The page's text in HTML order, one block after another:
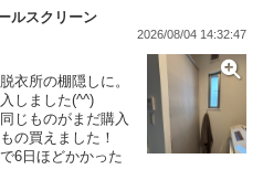
ルスクリーン
2026/08/04 14:32:47
衣所の棚隠しに。
しました(^^)
じものがまだ購入
の買えました！
6日ほどかかった